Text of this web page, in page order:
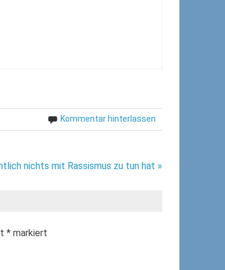
Kommentar hinterlassen
nichts mit Rassismus zu tun hat »
* markiert